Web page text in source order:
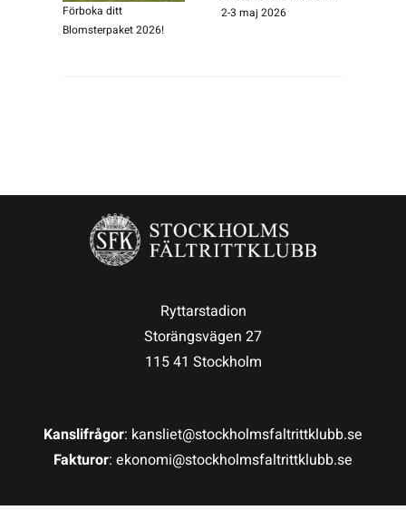
Förboka ditt
Blomsterpaket 2026!
2-3 maj 2026
Ryttarstadion
Storängsvägen 27
115 41 Stockholm
Kanslifrågor: kansliet@stockholmsfaltrittklubb.se
Fakturor: ekonomi@stockholmsfaltrittklubb.se